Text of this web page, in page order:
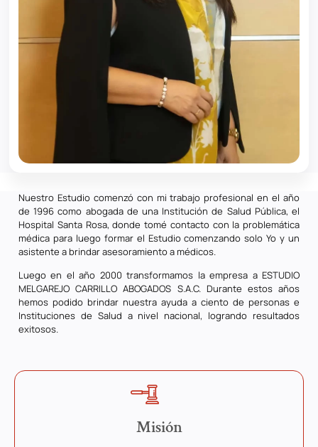
Nuestro Estudio comenzó con mi trabajo profesional en el año
de 1996 como abogada de una Institución de Salud Pública, el
Hospital Santa Rosa, donde tomé contacto con la problemática
médica para luego formar el Estudio comenzando solo Yo y un
asistente a brindar asesoramiento a médicos.
Luego en el año 2000 transformamos la empresa a ESTUDIO
MELGAREJO CARRILLO ABOGADOS S.A.C. Durante estos años
hemos podido brindar nuestra ayuda a ciento de personas e
Instituciones de Salud a nivel nacional, logrando resultados
exitosos.
Misión